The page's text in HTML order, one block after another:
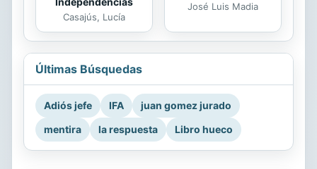
Casajús, Lucía
José Luis Madia
Últimas Búsquedas
Adiós jefe IFA
juan gomez jurado
mentira
la respuesta Libro hueco